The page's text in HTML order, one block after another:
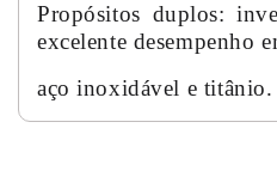
Propósitos duplos:
excelente desempenho
aço inoxidável e titânio.